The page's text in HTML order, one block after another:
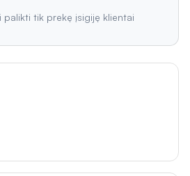
palikti tik prekę įsigiję klientai